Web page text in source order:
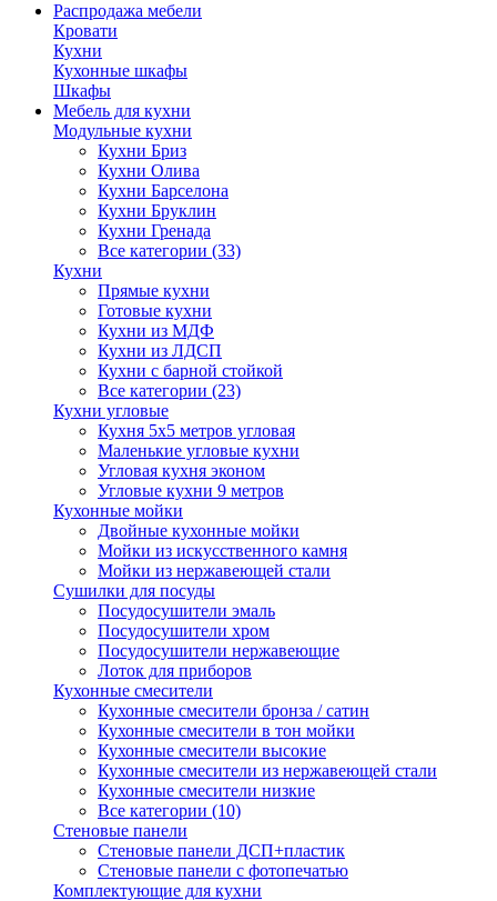
Распродажа мебели
Кровати
Кухни
Кухонные шкафы
Шкафы
Мебель для кухни
Модульные кухни
Кухни Бриз
Кухни Олива
Кухни Барселона
Кухни Бруклин
Кухни Гренада
Все категории (33)
Кухни
Прямые кухни
Готовые кухни
Кухни из МДФ
Кухни из ЛДСП
Кухни с барной стойкой
Все категории (23)
Кухни угловые
Кухня 5х5 метров угловая
Маленькие угловые кухни
Угловая кухня эконом
Угловые кухни 9 метров
Кухонные мойки
Двойные кухонные мойки
Мойки из искусственного камня
Мойки из нержавеющей стали
Сушилки для посуды
Посудосушители эмаль
Посудосушители хром
Посудосушители нержавеющие
Лоток для приборов
Кухонные смесители
Кухонные смесители бронза / сатин
Кухонные смесители в тон мойки
Кухонные смесители высокие
Кухонные смесители из нержавеющей стали
Кухонные смесители низкие
Все категории (10)
Стеновые панели
Стеновые панели ДСП+пластик
Стеновые панели с фотопечатью
Комплектующие для кухни